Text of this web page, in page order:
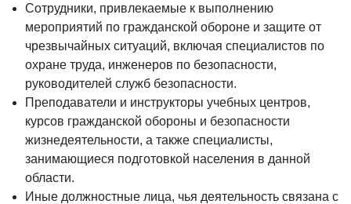
Сотрудники, привлекаемые к выполнению
мероприятий по гражданской обороне и защите от
чрезвычайных ситуаций, включая специалистов по
охране труда, инженеров по безопасности,
руководителей служб безопасности.
Преподаватели и инструкторы учебных центров,
курсов гражданской обороны и безопасности
жизнедеятельности, а также специалисты,
занимающиеся подготовкой населения в данной
области.
Иные должностные лица, чья деятельность связана с